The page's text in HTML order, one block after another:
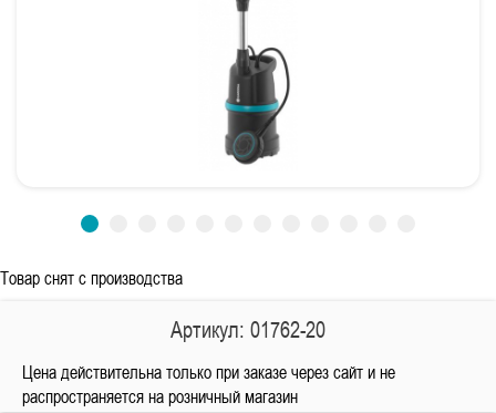
Товар снят с производства
Артикул: 01762-20
Цена действительна только при заказе через сайт и не
распространяется на розничный магазин